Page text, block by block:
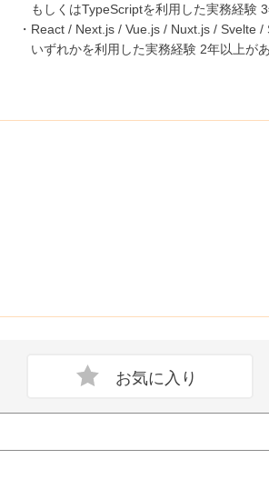
もしくはTypeScriptを利用した実務経験
・React / Next.js / Vue.js / Nuxt.js / Svelte /
いずれかを利用した実務経験 2年以上が